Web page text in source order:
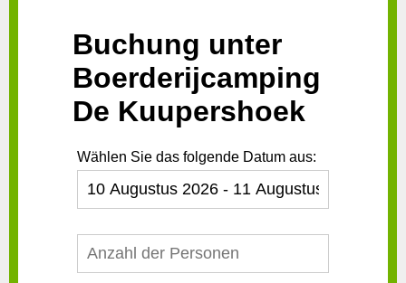
Buchung unter
Boerderijcamping
De Kuupershoek
Wählen Sie das folgende Datum aus: